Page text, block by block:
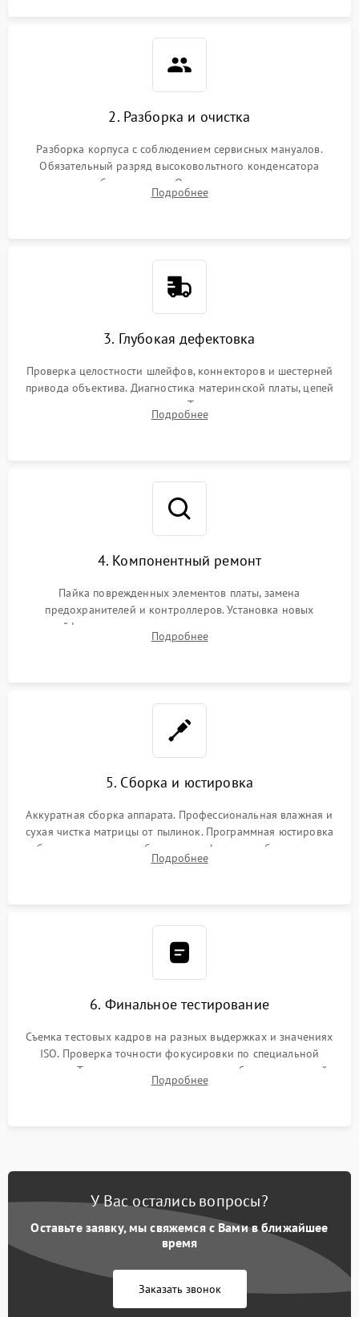
2. Разборка и очистка
Разборка корпуса с соблюдением сервисных мануалов.
Обязательный разряд высоковольтного конденсатора
вспышки для безопасности. Очистка внутренних узлов от
пыли, песка и следов влаги с помощью спецсредств.
Подробнее
3. Глубокая дефектовка
Проверка целостности шлейфов, коннекторов и шестерней
привода объектива. Диагностика материнской платы, цепей
питания и картоприемника. Тестирование механизма
затвора и блока внутрикамерной стабилизации.
Подробнее
4. Компонентный ремонт
Пайка поврежденных элементов платы, замена
предохранителей и контроллеров. Установка новых
шлейфов, дисплея, механизма затвора или двигателя
автофокуса. Восстановление геометрии тубуса объектива
Подробнее
5. Сборка и юстировка
Аккуратная сборка аппарата. Профессиональная влажная и
сухая чистка матрицы от пылинок. Программная юстировка
рабочего отрезка, калибровка автофокуса, стабилизатора и
экспозамера с помощью сервисного ПО.
Подробнее
6. Финальное тестирование
Съемка тестовых кадров на разных выдержках и значениях
ISO. Проверка точности фокусировки по специальной
мишени. Тест записи на карту памяти, работы встроенной
вспышки, микрофона и всех кнопок управления.
Подробнее
У Вас остались вопросы?
Оставьте заявку, мы свяжемся с Вами в ближайшее
время
Заказать звонок